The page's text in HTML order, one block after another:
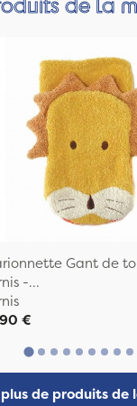
Gant de
-...
€
plus de produits de